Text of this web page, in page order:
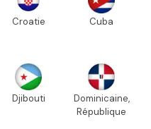
Croatie Cuba
Djibouti
Dominicaine,
République